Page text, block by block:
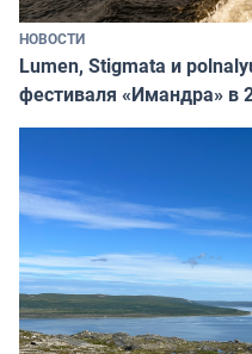
НОВОСТИ
Lumen, Stigmata и
фестиваля «Имандра» в